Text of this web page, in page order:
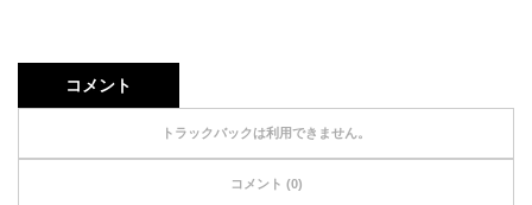
コメント
トラックバックは利用できません。
コメント (0)